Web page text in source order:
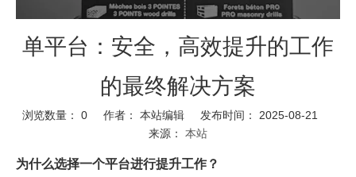
单平台：安全，高效提升的工作
的最终解决方案
浏览数量： 0 作者： 本站编辑 发布时间： 2025-08-21
来源： 本站
为什么选择一个平台进行提升工作？